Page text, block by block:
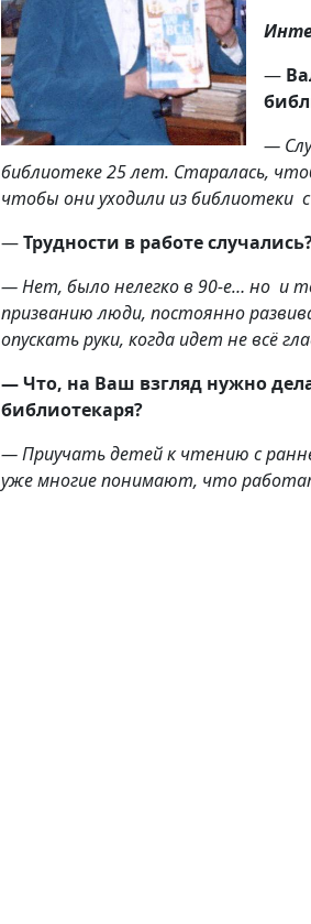
—
—
библиотеке 25 лет. Старалась,
чтобы они уходили из библиотеки
—Трудности в работе
— Нет, было нелегко в 90-е… но и
призванию люди, постоянно
опускать руки, когда идет не всё
— Что, на Ваш взгляд нужно
библиотекаря?
— Приучать детей к чтению с
уже многие понимают, что